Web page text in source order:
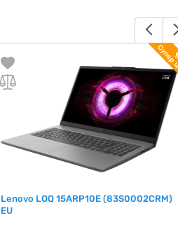
Lenovo LOQ 15ARP10E (83S0002CRM)
EU